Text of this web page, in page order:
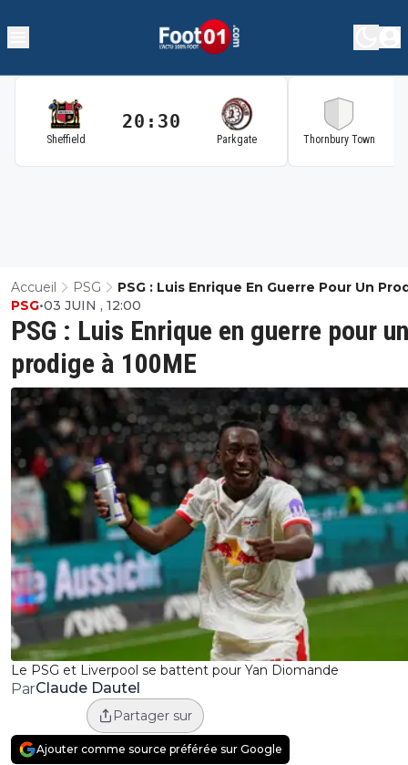
Sheffield
20:30
Parkgate Thornbury Town
Accueil PSG
PSG : Luis Enrique En Guerre Pour Un
100ME
Le PSG et Liverpool se battent pour Yan Diomande
PSG : Luis Enrique en guerre pour un
prodige à 100ME
PSG•03 JUIN , 12:00
ParClaude Dautel
Partager sur
Ajouter comme source préférée sur Google